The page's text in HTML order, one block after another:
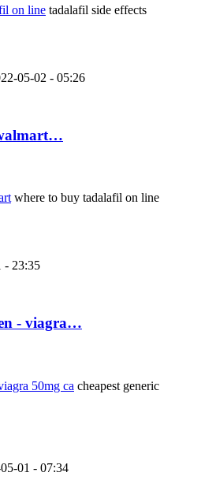
on line tadalafil side effects
05-02 - 05:26
where to buy tadalafil on line
- 23:35
- viagra…
50mg ca cheapest generic
01 - 07:34